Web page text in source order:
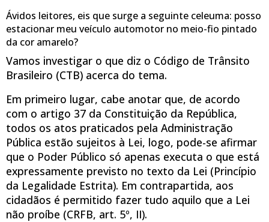
Ávidos leitores, eis que surge a seguinte celeuma: posso
estacionar meu veículo automotor no meio-fio pintado
da cor amarelo?
Vamos investigar o que diz o Código de Trânsito
Brasileiro (CTB) acerca do tema.
Em primeiro lugar, cabe anotar que, de acordo
com o artigo 37 da Constituição da República,
todos os atos praticados pela Administração
Pública estão sujeitos à Lei, logo, pode-se afirmar
que o Poder Público só apenas executa o que está
expressamente previsto no texto da Lei (Princípio
da Legalidade Estrita). Em contrapartida, aos
cidadãos é permitido fazer tudo aquilo que a Lei
não proíbe (CRFB, art. 5º, II).